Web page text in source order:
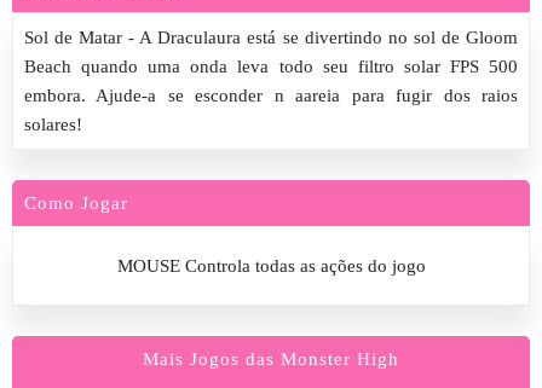
Sol de Matar - A Draculaura está se divertindo no sol de Gloom
Beach quando uma onda leva todo seu filtro solar FPS 500
embora. Ajude-a se esconder n aareia para fugir dos raios
solares!
Como Jogar
MOUSE Controla todas as ações do jogo
Mais Jogos das Monster High